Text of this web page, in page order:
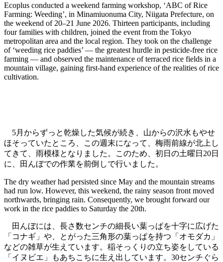
Ecoplus conducted a weekend farming workshop, ‘ABC of Rice
Farming: Weeding’, in Minamiuonuma City, Niigata Prefecture, on
the weekend of 20–21 June 2026. Thirteen participants, including
four families with children, joined the event from the Tokyo
metropolitan area and the local region. They took on the challenge
of ‘weeding rice paddies’ — the greatest hurdle in pesticide-free rice
farming — and observed the maintenance of terraced rice fields in a
mountain village, gaining first-hand experience of the realities of rice
cultivation.
5月からずっと乾燥した気候が続き、山からの沢水もやせ
ほそっていたところ、この週末になって、梅雨前線が北上し
てきて、雨模様となりました。このため、初日の土曜日20日
に、田んぼでの作業を前倒しで行いました。
The dry weather had persisted since May and the mountain streams
had run low. However, this weekend, the rainy season front moved
northwards, bringing rain. Consequently, we brought forward our
work in the rice paddies to Saturday the 20th.
田んぼには、長さ数センチの細長い葉っぱを十字に広げた
「コナギ」や、とがった三角形の葉っぱを持つ「オモダカ」
などの雑草が生えています。稲そっくりの立ち姿をしている
「イヌビエ」もあちこちに生え出しています。30センチぐら